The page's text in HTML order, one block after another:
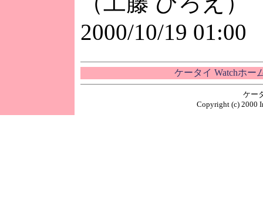
2000/10/19 01:00
ケータイ Watchホー
ケー
Copyright (c) 2000